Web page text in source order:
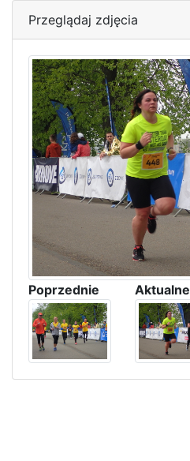
Przeglądaj zdjęcia
Poprzednie Aktualne